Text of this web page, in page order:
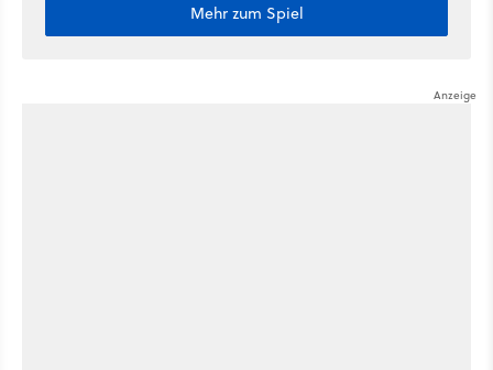
Mehr zum Spiel